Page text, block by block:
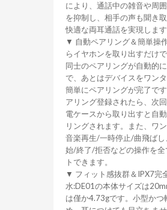
により、通話中の雑音や周
を抑制し、相手の声も聞き取
快適な両耳通話を実現します
▼ 自動ペアリング＆簡単操
らイヤホンを取り出すだけ
同士のペアリングが自動的
で、あとはデバイスをワン
簡単にペアリングが完了で
アリング登録されたら、次
電ケースから取り出すと自
リングされます。また、ワ
音楽再生/一時停止/曲飛ばし
始/終了/拒否などの操作を全
トできます。
▼ フィット感抜群＆IPX7完
水:DE01の本体サイズは
は僅か4.73gです。小型かつ